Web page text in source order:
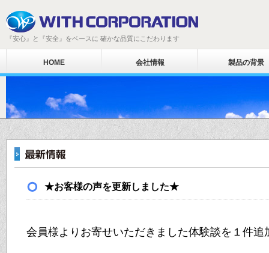
『安心』と『安全』をベースに 確かな品質にこだわります
HOME 会社情報 製品の背景
★お客様の声を更新しました★
会員様よりお寄せいただきました体験談を１件追